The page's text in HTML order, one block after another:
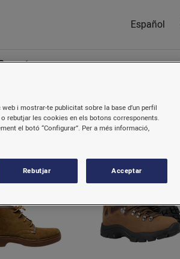
Español
i mostrar-te publicitat sobre la base d’un perfil
rebutjar les cookies en els botons corresponents.
el botó “Configurar”. Per a més informació,
Rebutjar Acceptar